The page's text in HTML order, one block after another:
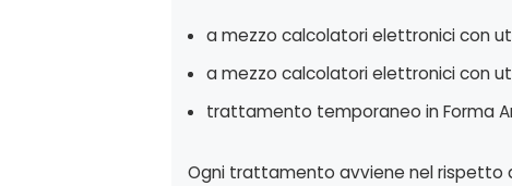
a mezzo calcolatori elettronici con
a mezzo calcolatori elettronici con
trattamento temporaneo in Forma
Ogni trattamento avviene nel rispetto